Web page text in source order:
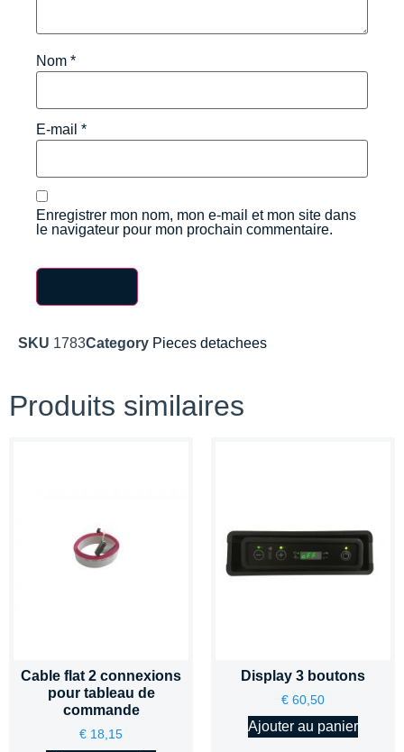
Nom *
E-mail *
Enregistrer mon nom, mon e-mail et mon site dans
le navigateur pour mon prochain commentaire.
SKU 1783Category Pieces detachees
Produits similaires
Cable flat 2 connexions
pour tableau de
commande
€ 18,15
Display 3 boutons
€ 60,50
Ajouter au panier